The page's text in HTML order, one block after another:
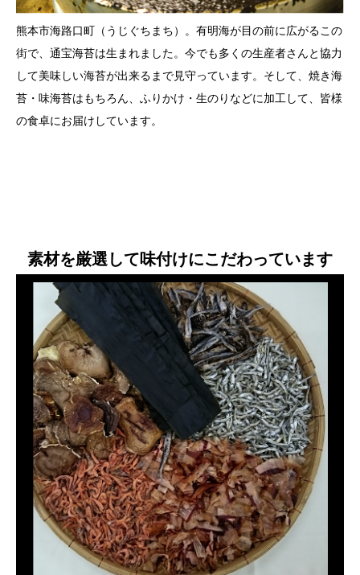
熊本市海路口町（うじぐちまち）。有明海が目の前に広がるこの
街で、通宝海苔は生まれました。今でも多くの生産者さんと協力
して美味しい海苔が出来るまで見守っています。そして、焼き海
苔・味海苔はもちろん、ふりかけ・生のりなどに加工して、皆様
の食卓にお届けしています。
素材を厳選して味付けにこだわっています